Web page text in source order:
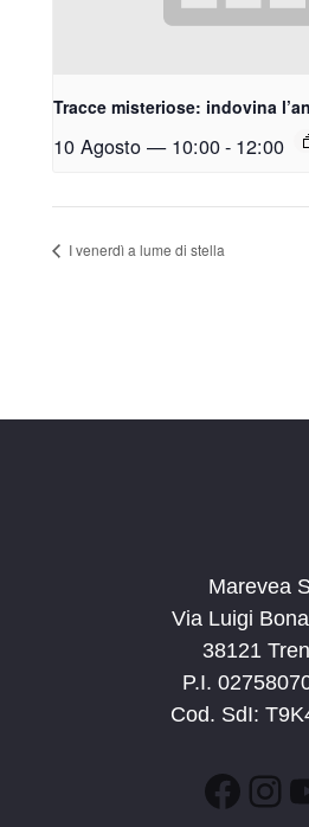
Tracce misteriose: indovina
10 Agosto — 10:00- 12:00
I venerdì a lume di stella
Marevea
Via Luigi
38121
P.I.
Cod. SdI: